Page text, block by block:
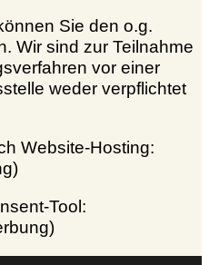
Sie den o.g.
Wir sind zur Teilnahme
vor einer
weder verpflichtet
Website-Hosting:
Tool: